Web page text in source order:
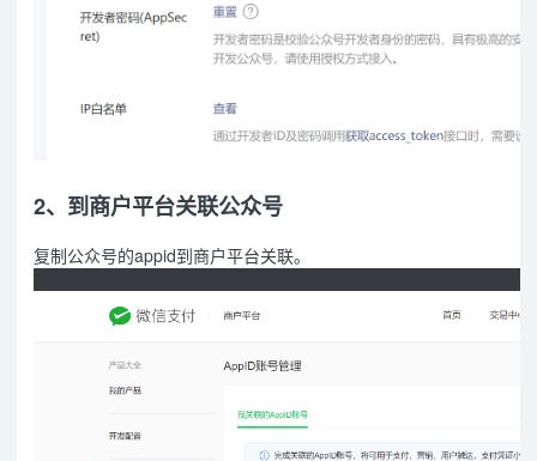
2、到商户平台关联公众号
复制公众号的appid到商户平台关联。